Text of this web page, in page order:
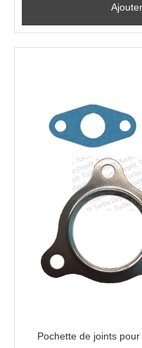
Pochette de joints